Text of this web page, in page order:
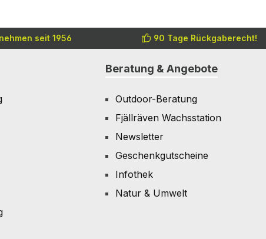
seit 1956 90 Tage Rückgaberecht!
Beratung & Angebote
Outdoor-Beratung
Fjällräven Wachsstation
Newsletter
Geschenkgutscheine
Infothek
Natur & Umwelt